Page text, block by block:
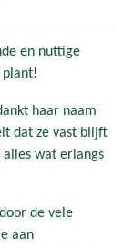
en nuttige
plant!
haar naam
dat ze vast blijft
alles wat erlangs
de vele
aan